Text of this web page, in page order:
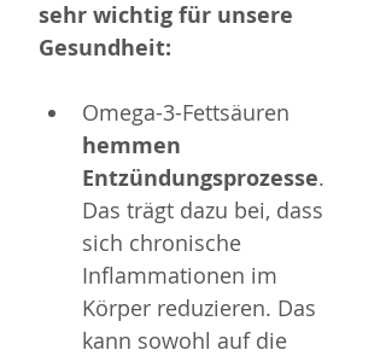
sehr wichtig für unsere
Gesundheit:
Omega-3-Fettsäuren
hemmen
Entzündungsprozesse.
Das trägt dazu bei, dass
sich chronische
Inflammationen im
Körper reduzieren. Das
kann sowohl auf die